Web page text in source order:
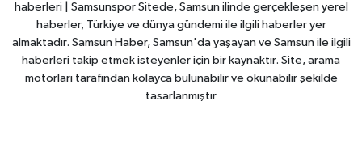
haberleri | Samsunspor Sitede, Samsun ilinde gerçekleşen yerel
haberler, Türkiye ve dünya gündemi ile ilgili haberler yer
almaktadır. Samsun Haber, Samsun'da yaşayan ve Samsun ile ilgili
haberleri takip etmek isteyenler için bir kaynaktır. Site, arama
motorları tarafından kolayca bulunabilir ve okunabilir şekilde
tasarlanmıştır